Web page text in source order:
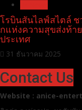
โรบินสันไลฟ์สไตล์ ช
กแห่งความสุขส่งท้า
ประเทศ
31 ธันวาคม 2025
Contact Us
Website : anice-